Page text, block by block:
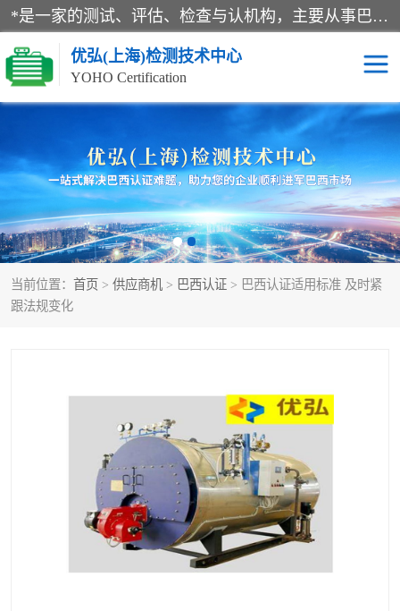
*是一家的测试、评估、检查与认机构，主要从事巴西NR10认证、NR12认证、NR13认证；ANATEL认证、INMTRO认证，欧盟CE认证：MD认证，PED认证，MID认证，ATEX认证，德国蓝色天使认证。
优弘(上海)检测技术中心
YOHO Certification
当前位置： 首页 > 供应商机 > 巴西认证 > 巴西认证适用标准 及时紧
跟法规变化
RECYCLASS认证 NR10认证
NR12认证 NR13认证
ART认证 巴西NR认证
巴西认证 RETIE认证